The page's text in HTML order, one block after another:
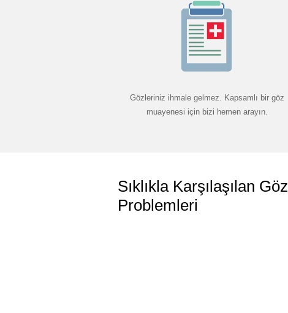
Gözleriniz ihmale gelmez. Kapsamlı bir göz
muayenesi için bizi hemen arayın.
Sıklıkla Karşılaşılan Göz
Problemleri